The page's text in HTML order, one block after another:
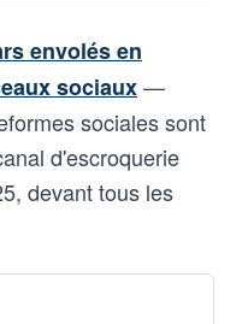
envolés en
sociaux—
sociales sont
d'escroquerie
devant tous les